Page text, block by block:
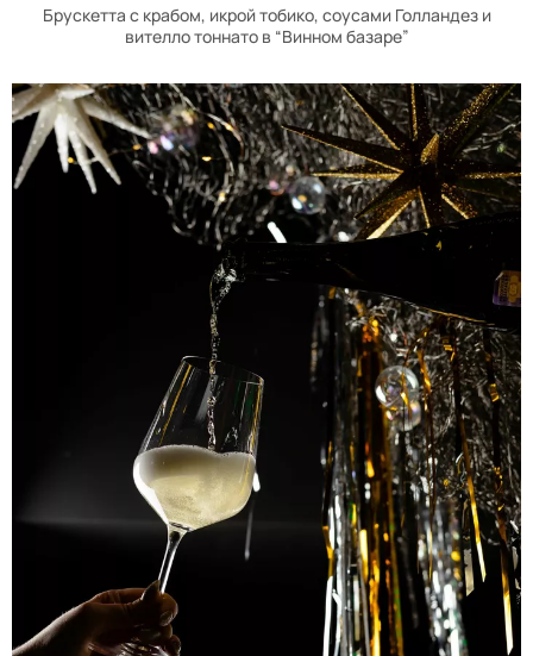
Брускетта с крабом, икрой тобико, соусами Голландез и
вителло тоннато в “Винном базаре”